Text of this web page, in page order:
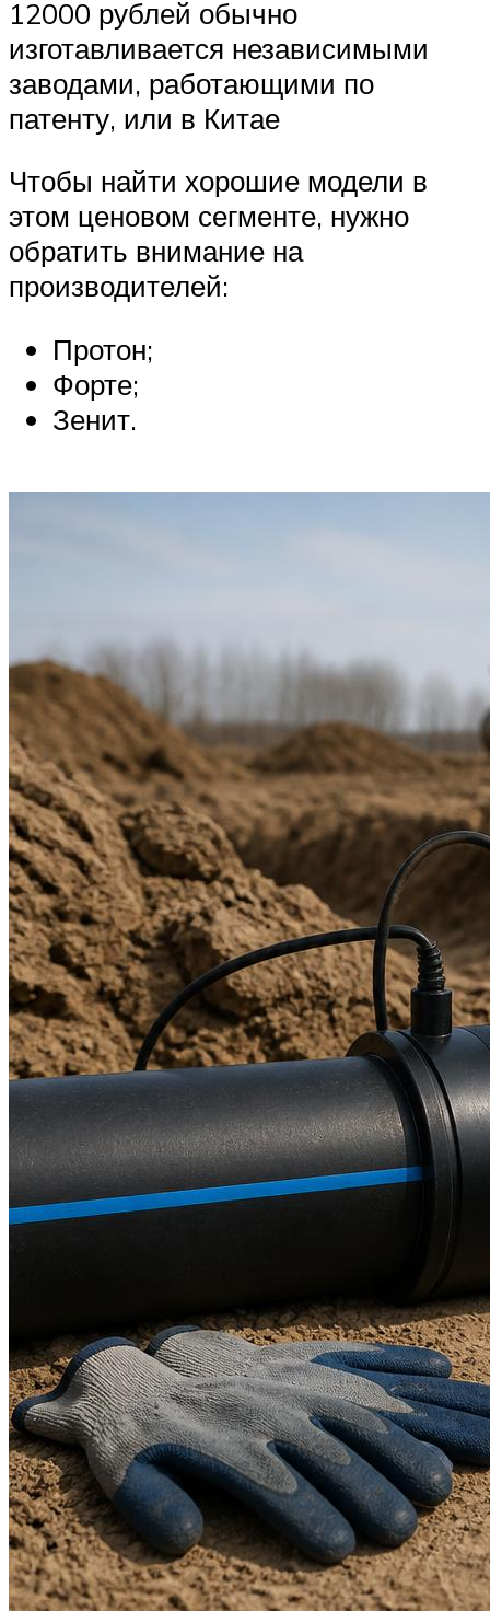
12000 рублей обычно
изготавливается независимыми
заводами, работающими по
патенту, или в Китае
Чтобы найти хорошие модели в
этом ценовом сегменте, нужно
обратить внимание на
производителей:
Протон;
Форте;
Зенит.